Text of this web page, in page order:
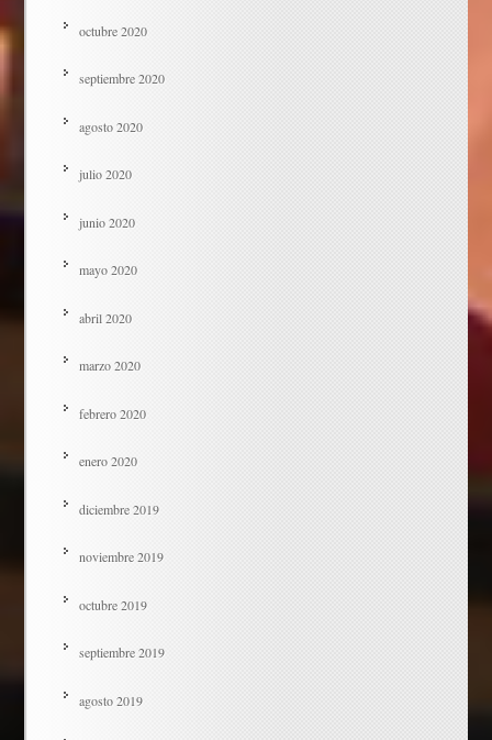
octubre 2020
septiembre 2020
agosto 2020
julio 2020
junio 2020
mayo 2020
abril 2020
marzo 2020
febrero 2020
enero 2020
diciembre 2019
noviembre 2019
octubre 2019
septiembre 2019
agosto 2019